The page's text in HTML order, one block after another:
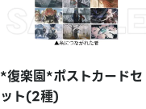
*復楽園*ポストカードセ
ット(2種)